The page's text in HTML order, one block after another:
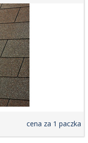
cena za 1 paczka